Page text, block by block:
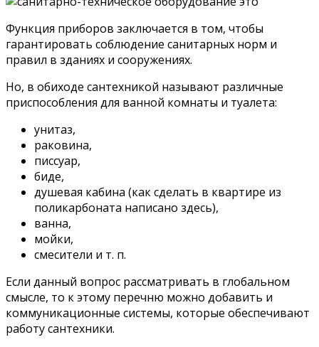
Функция приборов заключается в том, чтобы
гарантировать соблюдение санитарных норм и
правил в зданиях и сооружениях.
Но, в обиходе сантехникой называют различные
приспособления для ванной комнаты и туалета:
унитаз,
раковина,
писсуар,
биде,
душевая кабина (как сделать в квартире из
поликарбоната написано здесь),
ванна,
мойки,
смесители и т. п.
Если данный вопрос рассматривать в глобальном
смысле, то к этому перечню можно добавить и
коммуникационные системы, которые обеспечивают
работу сантехники.